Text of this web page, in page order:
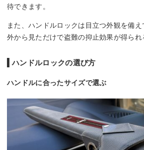
待できます。
また、ハンドルロックは目立つ外観を備え
外から見ただけで盗難の抑止効果が得られ
ハンドルロックの選び方
ハンドルに合ったサイズで選ぶ